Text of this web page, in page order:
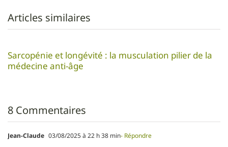
Articles similaires
Sarcopénie et longévité : la musculation pilier de la
médecine anti-âge
8 Commentaires
Jean-Claude 03/08/2025 à 22 h 38 min- Répondre